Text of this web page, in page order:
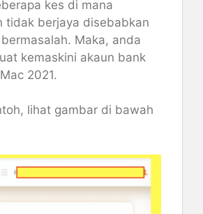
kes di mana
tidak berjaya disebabkan
Maka, anda
kemaskini akaun bank
2021.
lihat gambar di bawah